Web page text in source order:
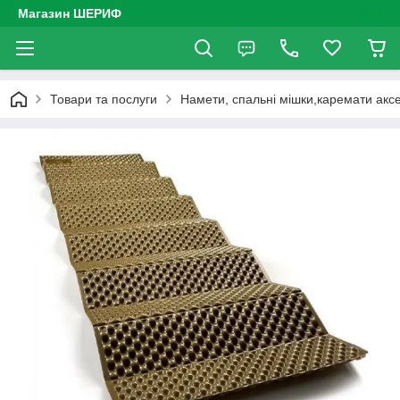
Магазин ШЕРИФ
Товари та послуги Намети, спальні мішки,каремати